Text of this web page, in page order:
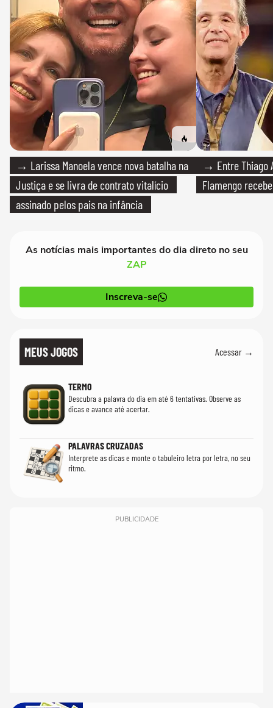
→ Larissa Manoela vence nova batalha na
Justiça e se livra de contrato vitalício
assinado pelos pais na infância
→ Entre Thiago
Flamengo
As notícias mais importantes do dia direto no seu
ZAP
Inscreva-se
MEUS JOGOS Acessar →
TERMO
Descubra a palavra do dia em até 6 tentativas. Observe as
dicas e avance até acertar.
PALAVRAS CRUZADAS
Interprete as dicas e monte o tabuleiro letra por letra, no seu
ritmo.
PUBLICIDADE